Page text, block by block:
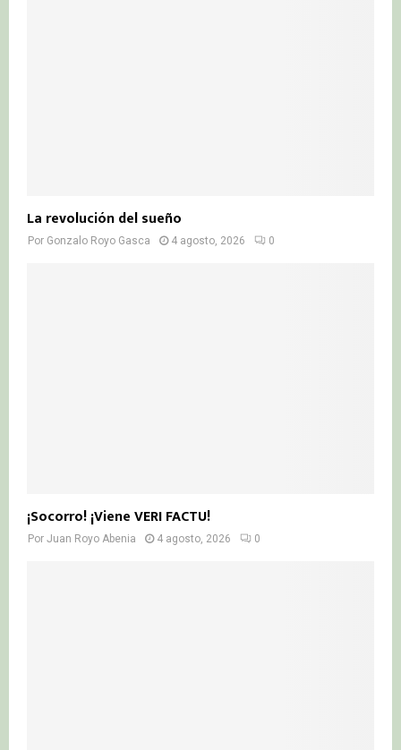
La revolución del sueño
Por Gonzalo Royo Gasca 4 agosto, 2026 0
¡Socorro! ¡Viene VERI FACTU!
Por Juan Royo Abenia 4 agosto, 2026 0